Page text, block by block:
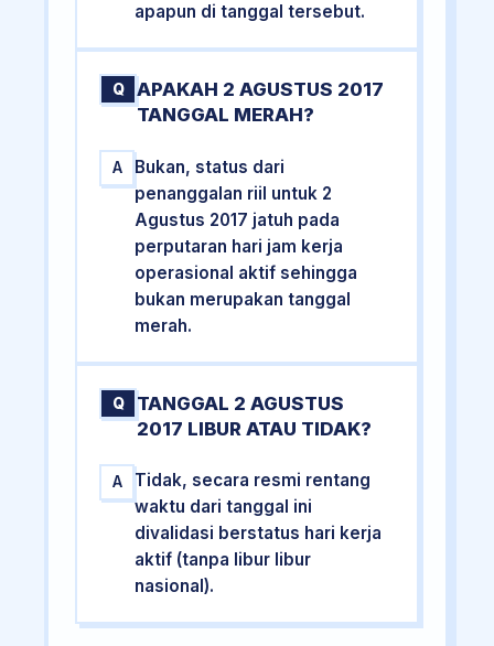
apapun di tanggal tersebut.
Q
APAKAH 2 AGUSTUS 2017
TANGGAL MERAH?
A
Bukan, status dari
penanggalan riil untuk 2
Agustus 2017 jatuh pada
perputaran hari jam kerja
operasional aktif sehingga
bukan merupakan tanggal
merah.
Q
TANGGAL 2 AGUSTUS
2017 LIBUR ATAU TIDAK?
A
Tidak, secara resmi rentang
waktu dari tanggal ini
divalidasi berstatus hari kerja
aktif (tanpa libur libur
nasional).